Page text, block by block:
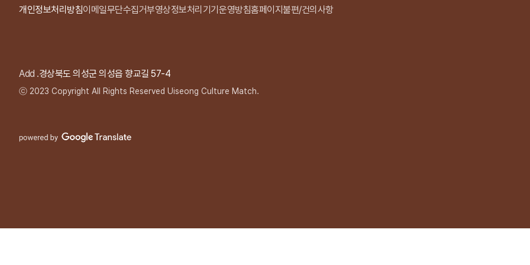
개인정보처리방침이메일무단수집거부영상정보처리기기운영방침홈페이지불편/건의사항
Add .경상북도 의성군 의성읍 향교길 57-4
ⓒ 2023 Copyright All Rights Reserved Uiseong Culture Match.